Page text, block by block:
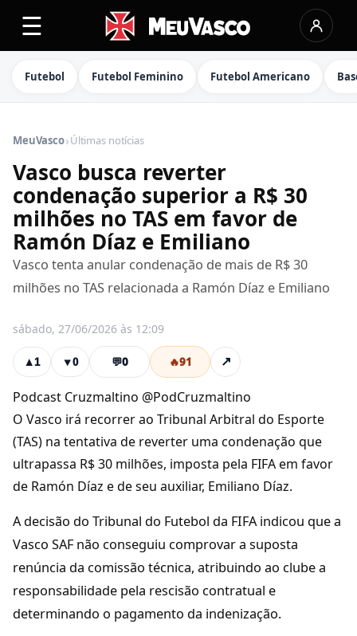
☰
Futebol Futebol Feminino Futebol Americano
MeuVasco›Últimas notícias
Vasco busca reverter
condenação superior a R$ 30
milhões no TAS em favor de
Ramón Díaz e Emiliano
Vasco tenta anular condenação de mais de R$ 30
milhões no TAS relacionada a Ramón Díaz e Emiliano
sábado, 27/06/2026 às 12:09
▲1 ▼0 💬0 🔥91 ↗
Podcast Cruzmaltino @PodCruzmaltino
O Vasco irá recorrer ao Tribunal Arbitral do Esporte
(TAS) na tentativa de reverter uma condenação que
ultrapassa R$ 30 milhões, imposta pela FIFA em favor
de Ramón Díaz e de seu auxiliar, Emiliano Díaz.
A decisão do Tribunal do Futebol da FIFA indicou que a
Vasco SAF não conseguiu comprovar a suposta
renúncia da comissão técnica, atribuindo ao clube a
responsabilidade pela rescisão contratual e
determinando o pagamento da indenização.